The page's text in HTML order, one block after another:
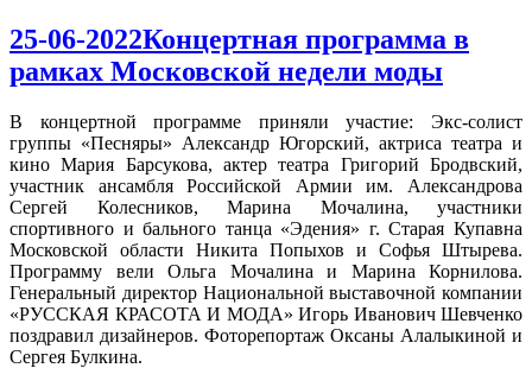
25-06-2022Концертная программа в
рамках Московской недели моды
В концертной программе приняли участие: Экс-солист
группы «Песняры» Александр Югорский, актриса театра и
кино Мария Барсукова, актер театра Григорий Бродвский,
участник ансамбля Российской Армии им. Александрова
Сергей Колесников, Марина Мочалина, участники
спортивного и бального танца «Эдения» г. Старая Купавна
Московской области Никита Попыхов и Софья Штырева.
Программу вели Ольга Мочалина и Марина Корнилова.
Генеральный директор Национальной выставочной компании
«РУССКАЯ КРАСОТА И МОДА» Игорь Иванович Шевченко
поздравил дизайнеров. Фоторепортаж Оксаны Алалыкиной и
Сергея Булкина.